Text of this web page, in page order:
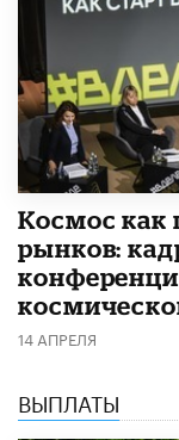
Космос как
рынков:
14 АПРЕЛЯ
ВЫПЛАТЫ